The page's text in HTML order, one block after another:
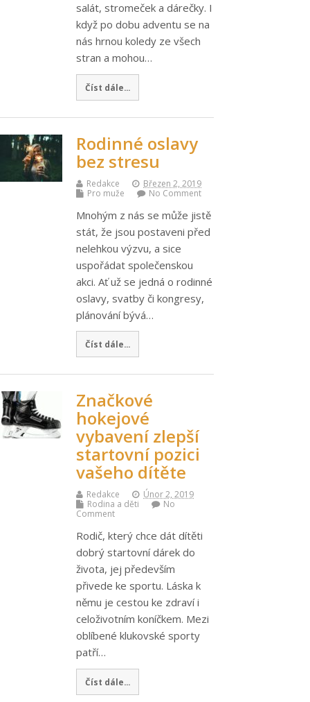
salát, stromeček a dárečky. I
když po dobu adventu se na
nás hrnou koledy ze všech
stran a mohou…
Číst dále...
Rodinné oslavy
bez stresu
Redakce
Březen 2, 2019
Pro muže
No Comment
Mnohým z nás se může jistě
stát, že jsou postaveni před
nelehkou výzvu, a sice
uspořádat společenskou
akci. Ať už se jedná o rodinné
oslavy, svatby či kongresy,
plánování bývá…
Číst dále...
Značkové
hokejové
vybavení zlepší
startovní pozici
vašeho dítěte
Redakce
Únor 2, 2019
Rodina a děti
No
Comment
Rodič, který chce dát dítěti
dobrý startovní dárek do
života, jej především
přivede ke sportu. Láska k
němu je cestou ke zdraví i
celoživotním koníčkem. Mezi
oblíbené klukovské sporty
patří…
Číst dále...